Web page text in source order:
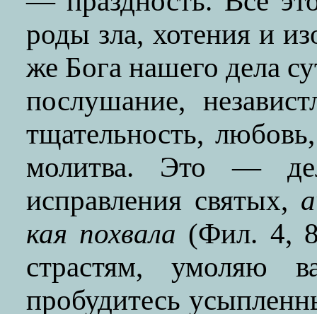
роды зла, хотения и
же Бога нашего дела
послушание,
тщательность,
молитва. Это —
исправления святых,
кая похвала (Фил. 4,
страстям, умоляю
пробудитесь